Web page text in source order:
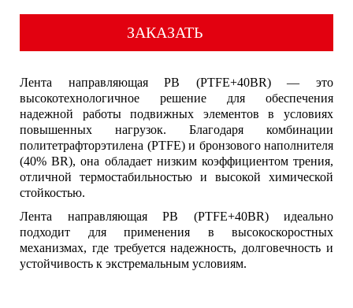
ЗАКАЗАТЬ
Лента направляющая PB (PTFE+40BR) — это
высокотехнологичное решение для обеспечения
надежной работы подвижных элементов в условиях
повышенных нагрузок. Благодаря комбинации
политетрафторэтилена (PTFE) и бронзового наполнителя
(40% BR), она обладает низким коэффициентом трения,
отличной термостабильностью и высокой химической
стойкостью.
Лента направляющая PB (PTFE+40BR) идеально
подходит для применения в высокоскоростных
механизмах, где требуется надежность, долговечность и
устойчивость к экстремальным условиям.